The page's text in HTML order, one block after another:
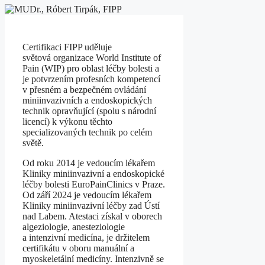
Certifikaci FIPP uděluje
světová organizace World Institute of
Pain (WIP) pro oblast léčby bolesti a
je potvrzením profesních kompetencí
v přesném a bezpečném ovládání
miniinvazivních a endoskopických
technik opravňující (spolu s národní
licencí) k výkonu těchto
specializovaných technik po celém
světě.
Od roku 2014 je vedoucím lékařem
Kliniky miniinvazivní a endoskopické
léčby bolesti EuroPainClinics v Praze.
Od září 2024 je vedoucím lékařem
Kliniky miniinvazivní léčby zad Ústí
nad Labem. Atestaci získal v oborech
algeziologie, anesteziologie
a intenzivní medicína, je držitelem
certifikátu v oboru manuální a
myoskeletální medicíny. Intenzivně se